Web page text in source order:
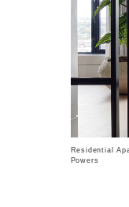
Residential
Powers